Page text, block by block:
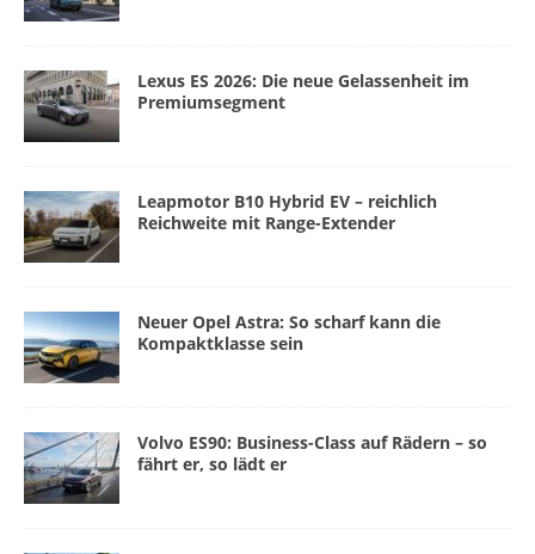
Lexus ES 2026: Die neue Gelassenheit im
Premiumsegment
Leapmotor B10 Hybrid EV – reichlich
Reichweite mit Range-Extender
Neuer Opel Astra: So scharf kann die
Kompaktklasse sein
Volvo ES90: Business-Class auf Rädern – so
fährt er, so lädt er